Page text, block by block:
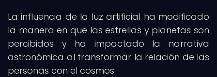
La influencia de la luz artificial ha modificado
la manera en que las estrellas y planetas son
percibidos y ha impactado la narrativa
astronómica al transformar la relación de las
personas con el cosmos.